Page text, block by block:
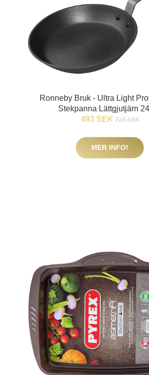
Ronneby Bruk - Ultra Light
Stekpanna Lättgjutjärn
493 SEK 729 SEK
MER INFO!